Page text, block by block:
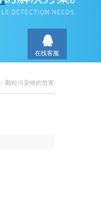
> 颗粒污染物的危害
在线客服